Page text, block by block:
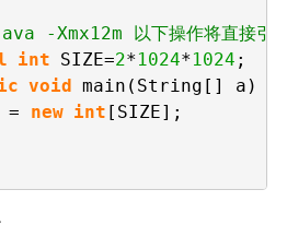
{
-Xmx12m 以下操作将直接引
int SIZE=2*1024*1024
void
= new int [SIZE];